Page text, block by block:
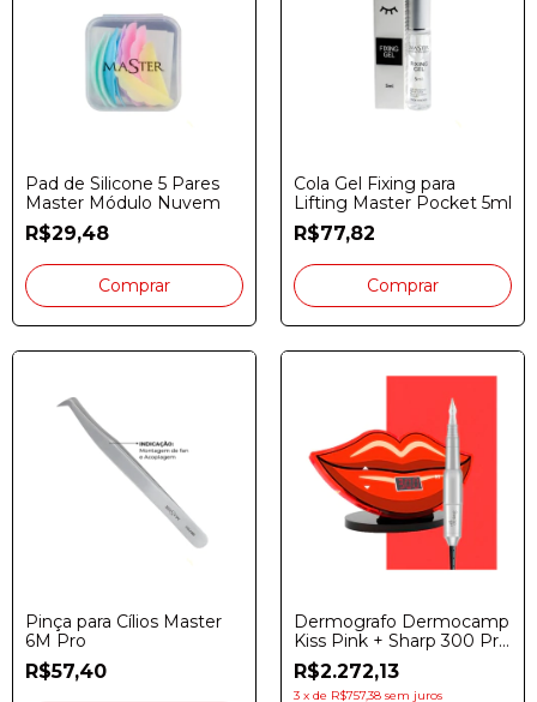
Pad de Silicone 5 Pares
Master Módulo Nuvem
R$29,48
Cola Gel Fixing para
Lifting Master Pocket 5ml
R$77,82
Pinça para Cílios Master
6M Pro
R$57,40
Dermografo Dermocamp
Kiss Pink + Sharp 300 Pro
Black
R$2.272,13
3 x de R$757,38 sem juros